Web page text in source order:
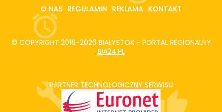
O NAS REGULAMIN REKLAMA KONTAKT
© COPYRIGHT 2016-2026 BIAŁYSTOK - PORTAL REGIONALNY
BIA24.PL
PARTNER TECHNOLOGICZNY SERWISU